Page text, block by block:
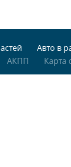
Авто в
АКПП Карта